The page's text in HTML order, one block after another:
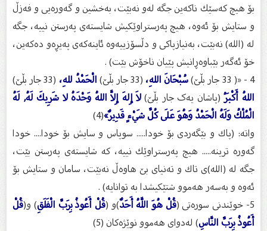
بۆ هیچ كه‌سێك ناكه‌ین جگه‌ له‌و نه‌بێت، به‌خشین و گه‌وره‌یی و فه‌زڵ
و ستایش بۆ ئه‌وه‌، هیچ په‌رستراوێكیش شایسته‌ی په‌رستن نییه‌، جگه‌
له‌ (الله) نه‌بێت، به‌نیازپاكی و دڵسۆزییه‌وه‌ ئاینه‌كه‌ی په‌یڕه‌و ده‌كه‌ین،
خۆ ئه‌گه‌ر بێباوه‌ڕانیش پێیان ناخۆش بێت) .
سُبْحَانَ اللهِ،(33 جار بڵێ) الْحَمْدُ للهِ،(33 جار بڵێ)
اللهُ أَكْبَرُ(پاشان یەک جار بڵێ)لاَ إِلهَ إِلاَّ اللهُ وَحْدَهُ لا شَرِيكَ لَهُ, لَهُ
الْمُلْكُ وَلَهُ الْحَمْدُ وَهُوَ عَلَى كُلِّ شَيْءٍ قَدِيرٌ»(4)
واته‌: (پاك و بێگه‌ردی بۆ خودا..... سوپاس و سایش بۆ خودا.... خودا
گه‌وره‌ ترینه‌..... هیچ په‌رستراوێك نییه‌، كه‌ شایسته‌ی په‌رستن بێت،
جگه‌ له‌ (الله)ی تاك و ته‌نیای بێ هاوه‌ڵ نه‌بێت، سامان و ستایش بۆ
ئه‌وه‌ و به‌سه‌ر هه‌موو شتێكیشدا به‌ توانایه‌) .
قُلْ هُوَ اللَّهُ أَحَدٌ)و (قُلْ أَعُوذُ بِرَبِّ الْفَلَقِ) و( قُلْ
أَعُوذُ بِرَبِّ النَّاسِ) له‌دوای هه‌موو نوێژه‌كان (5)